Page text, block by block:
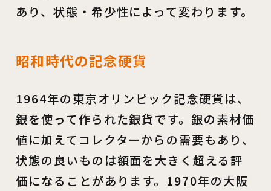
あり、状態・希少性によって変わります。
昭和時代の記念硬貨
1964年の東京オリンピック記念硬貨は、
銀を使って作られた銀貨です。銀の素材価
値に加えてコレクターからの需要もあり、
状態の良いものは額面を大きく超える評
価になることがあります。1970年の大阪